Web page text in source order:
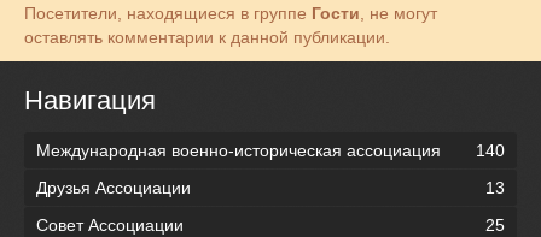
Посетители, находящиеся в группе Гости , не могут
оставлять комментарии к данной публикации.
Навигация
Международная военно-историческая ассоциация
140
Друзья Ассоциации
13
Совет Ассоциации
25